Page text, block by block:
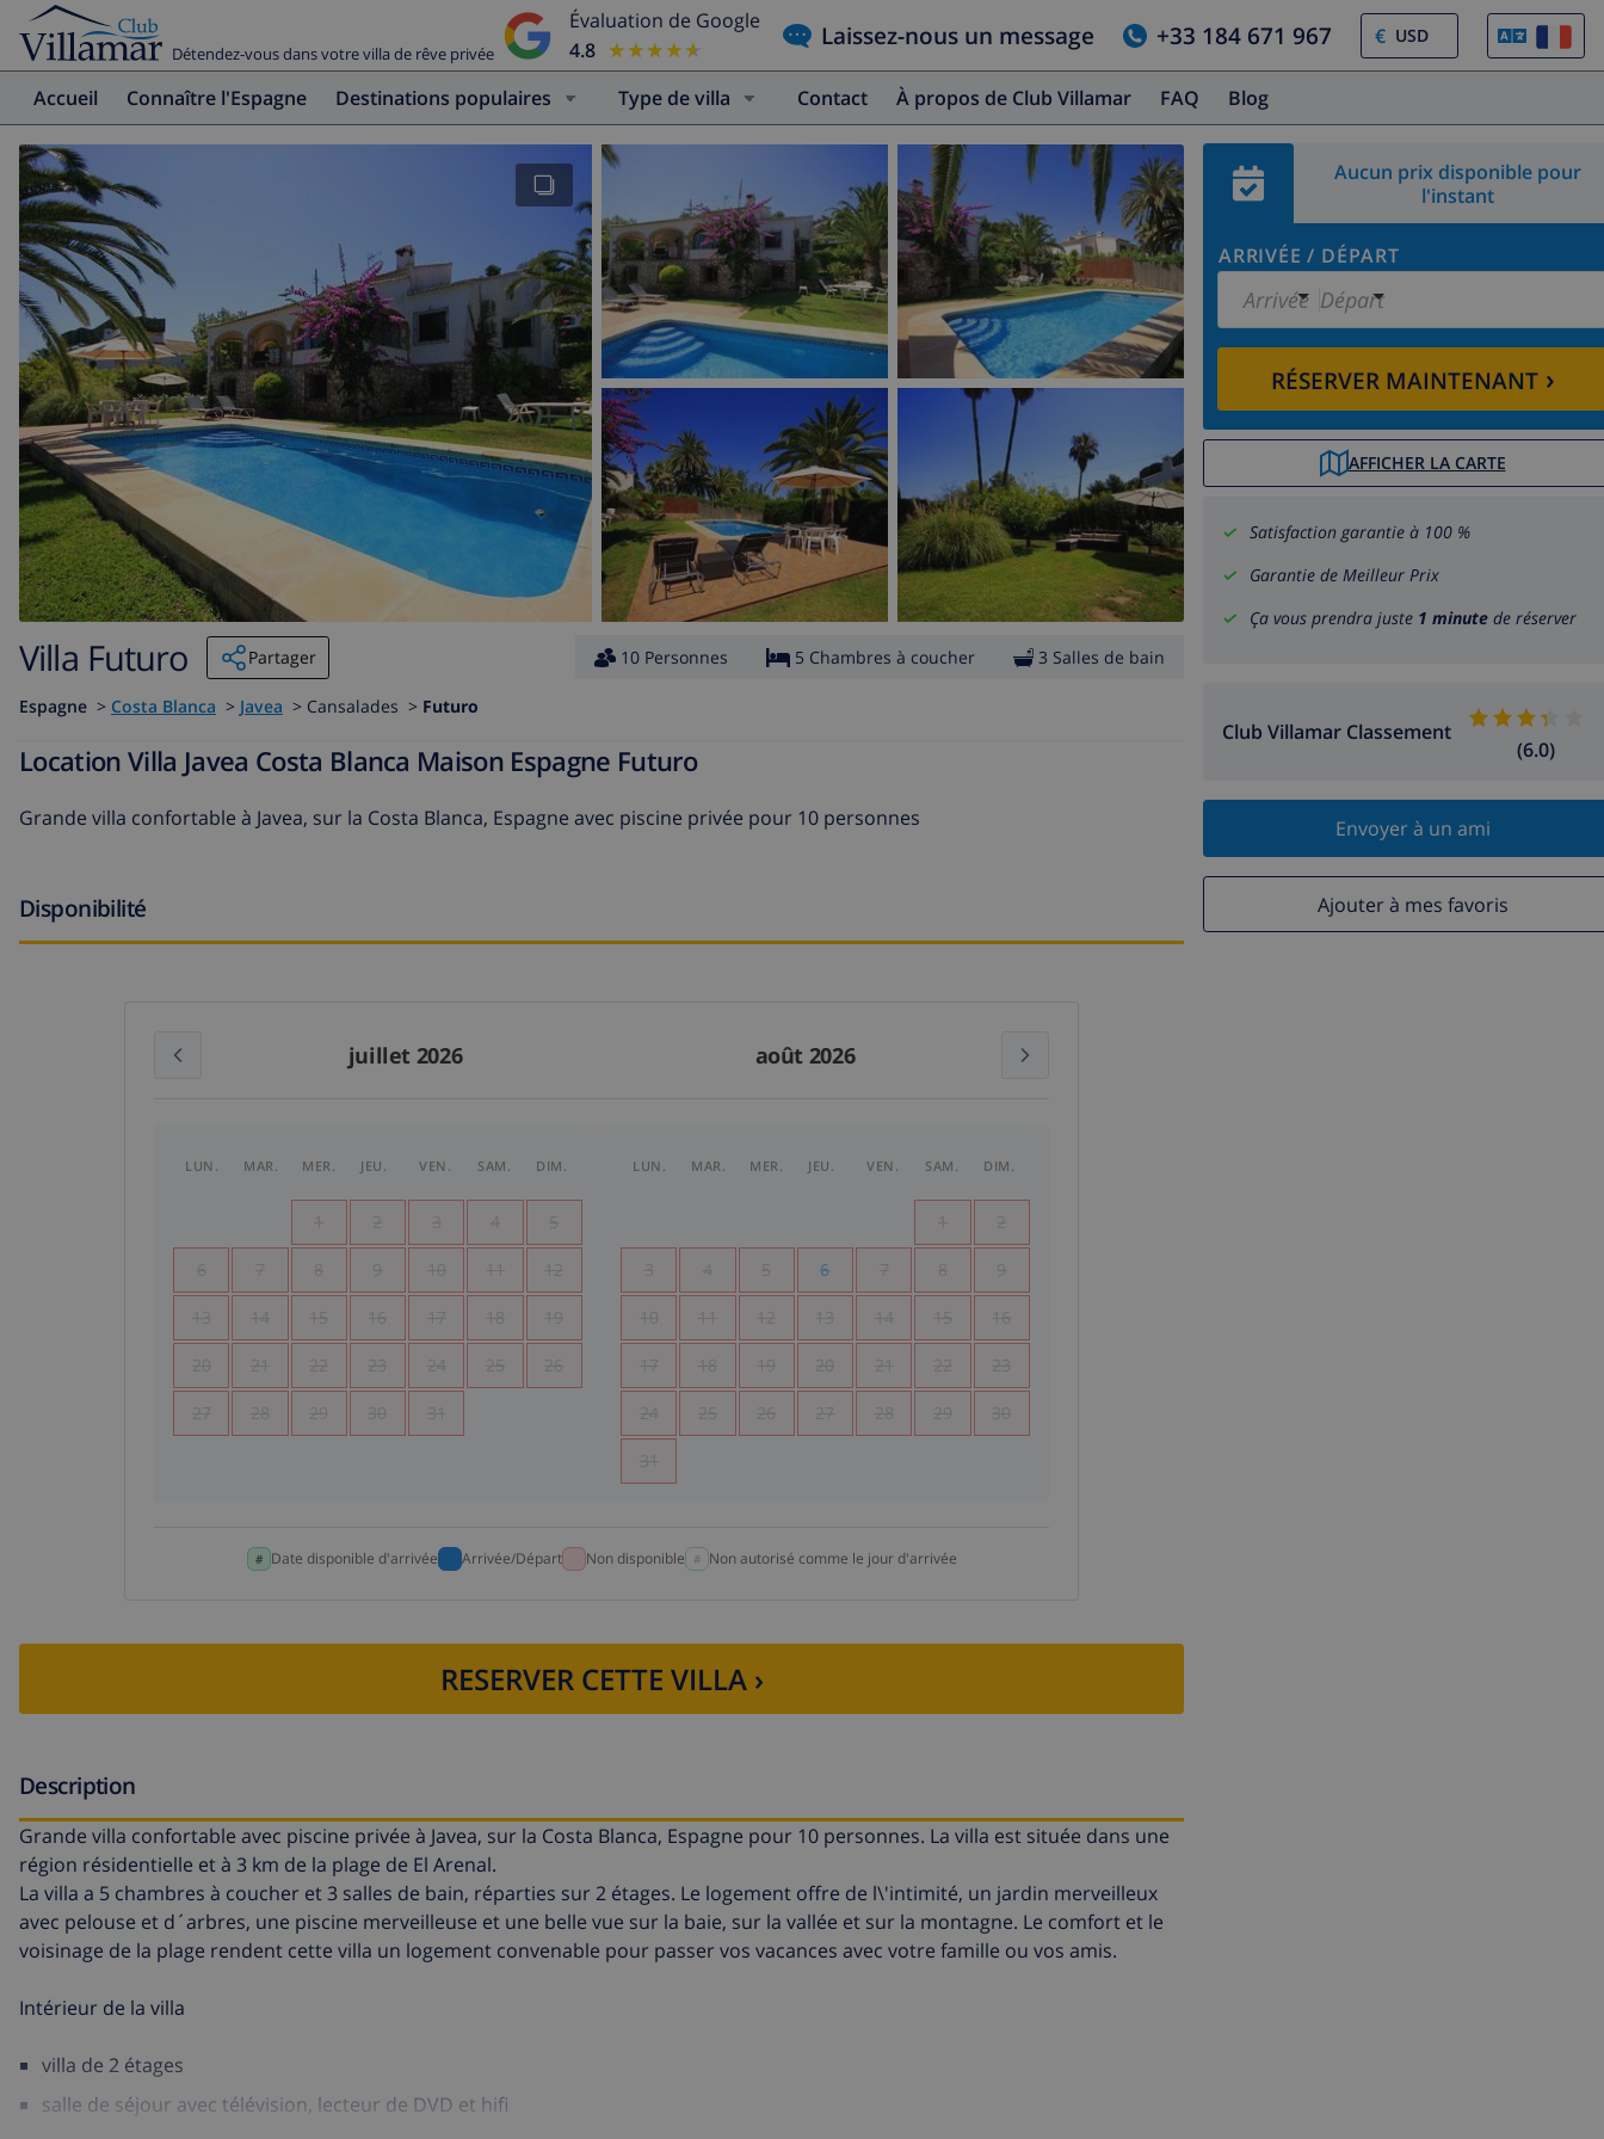
Détendez-vous dans votre villa de rêve privée
Évaluation de Google
4.8 ★★★★★
★★★★★ Laissez-nous un message +33 184 671 967 €
Accueil Connaître l'Espagne Destinations populaires Type de villa Contact À propos de Club Villamar FAQ Blog
Aucun prix disponible pour
l'instant
ARRIVÉE / DÉPART
Arrivée Départ
RÉSERVER MAINTENANT›
AFFICHER LA CARTE
Satisfaction garantie à 100 %
Garantie de Meilleur Prix
Ça vous prendra juste 1 minute de réserver
Club Villamar Classement
(6.0)
Envoyer à un ami
Ajouter à mes favoris
Villa Futuro Partager 10 Personnes 5 Chambres à coucher 3 Salles de bain
Espagne > Costa Blanca > Javea > Cansalades > Futuro
Location Villa Javea Costa Blanca Maison Espagne Futuro
Grande villa confortable à Javea, sur la Costa Blanca, Espagne avec piscine privée pour 10 personnes
Disponibilité
juillet 2026 août 2026
LUN. MAR. MER. JEU. VEN. SAM. DIM.
1 2 3 4 5
6 7 8 9 10 11 12
13 14 15 16 17 18 19
20 21 22 23 24 25 26
27 28 29 30 31
LUN. MAR. MER. JEU. VEN. SAM. DIM.
1 2
3 4 5 6 7 8 9
10 11 12 13 14 15 16
17 18 19 20 21 22 23
24 25 26 27 28 29 30
31
Date disponible d'arrivée Arrivée/Départ Non disponible Non autorisé comme le jour d'arrivée
RESERVER CETTE VILLA ›
Description
Grande villa confortable avec piscine privée à Javea, sur la Costa Blanca, Espagne pour 10 personnes. La villa est située dans une
région résidentielle et à 3 km de la plage de El Arenal.
La villa a 5 chambres à coucher et 3 salles de bain, réparties sur 2 étages. Le logement offre de l\'intimité, un jardin merveilleux
avec pelouse et d´arbres, une piscine merveilleuse et une belle vue sur la baie, sur la vallée et sur la montagne. Le comfort et le
voisinage de la plage rendent cette villa un logement convenable pour passer vos vacances avec votre famille ou vos amis.
Intérieur de la villa
villa de 2 étages
salle de séjour avec télévision, lecteur de DVD et hifi